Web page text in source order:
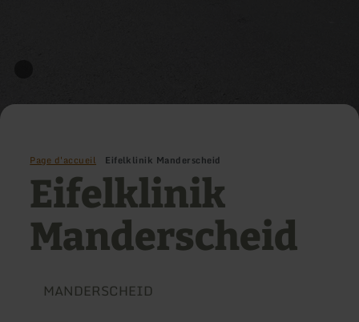
Page d'accueil Eifelklinik Manderscheid
Eifelklinik
Manderscheid
MANDERSCHEID